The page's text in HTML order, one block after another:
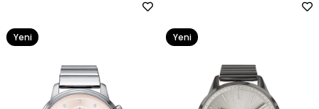
Yeni
Yeni